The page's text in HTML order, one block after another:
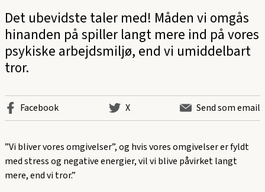
Det ubevidste taler med! Måden vi omgås
hinanden på spiller langt mere ind på vores
psykiske arbejdsmiljø, end vi umiddelbart
tror.
Facebook X Send som email
”Vi bliver vores omgivelser”, og hvis vores omgivelser er fyldt
med stress og negative energier, vil vi blive påvirket langt
mere, end vi tror.”